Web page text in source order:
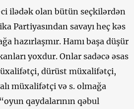
ilədək olan bütün seçkilərdən
Partiyasından savayı heç kəs
hazırlaşmır. Hamı başa düşür
yoxdur. Onlar sadəcə əsas
dürüst müxalifətçi,
müxalifətçi və s. olmağa
qaydalarının qəbul